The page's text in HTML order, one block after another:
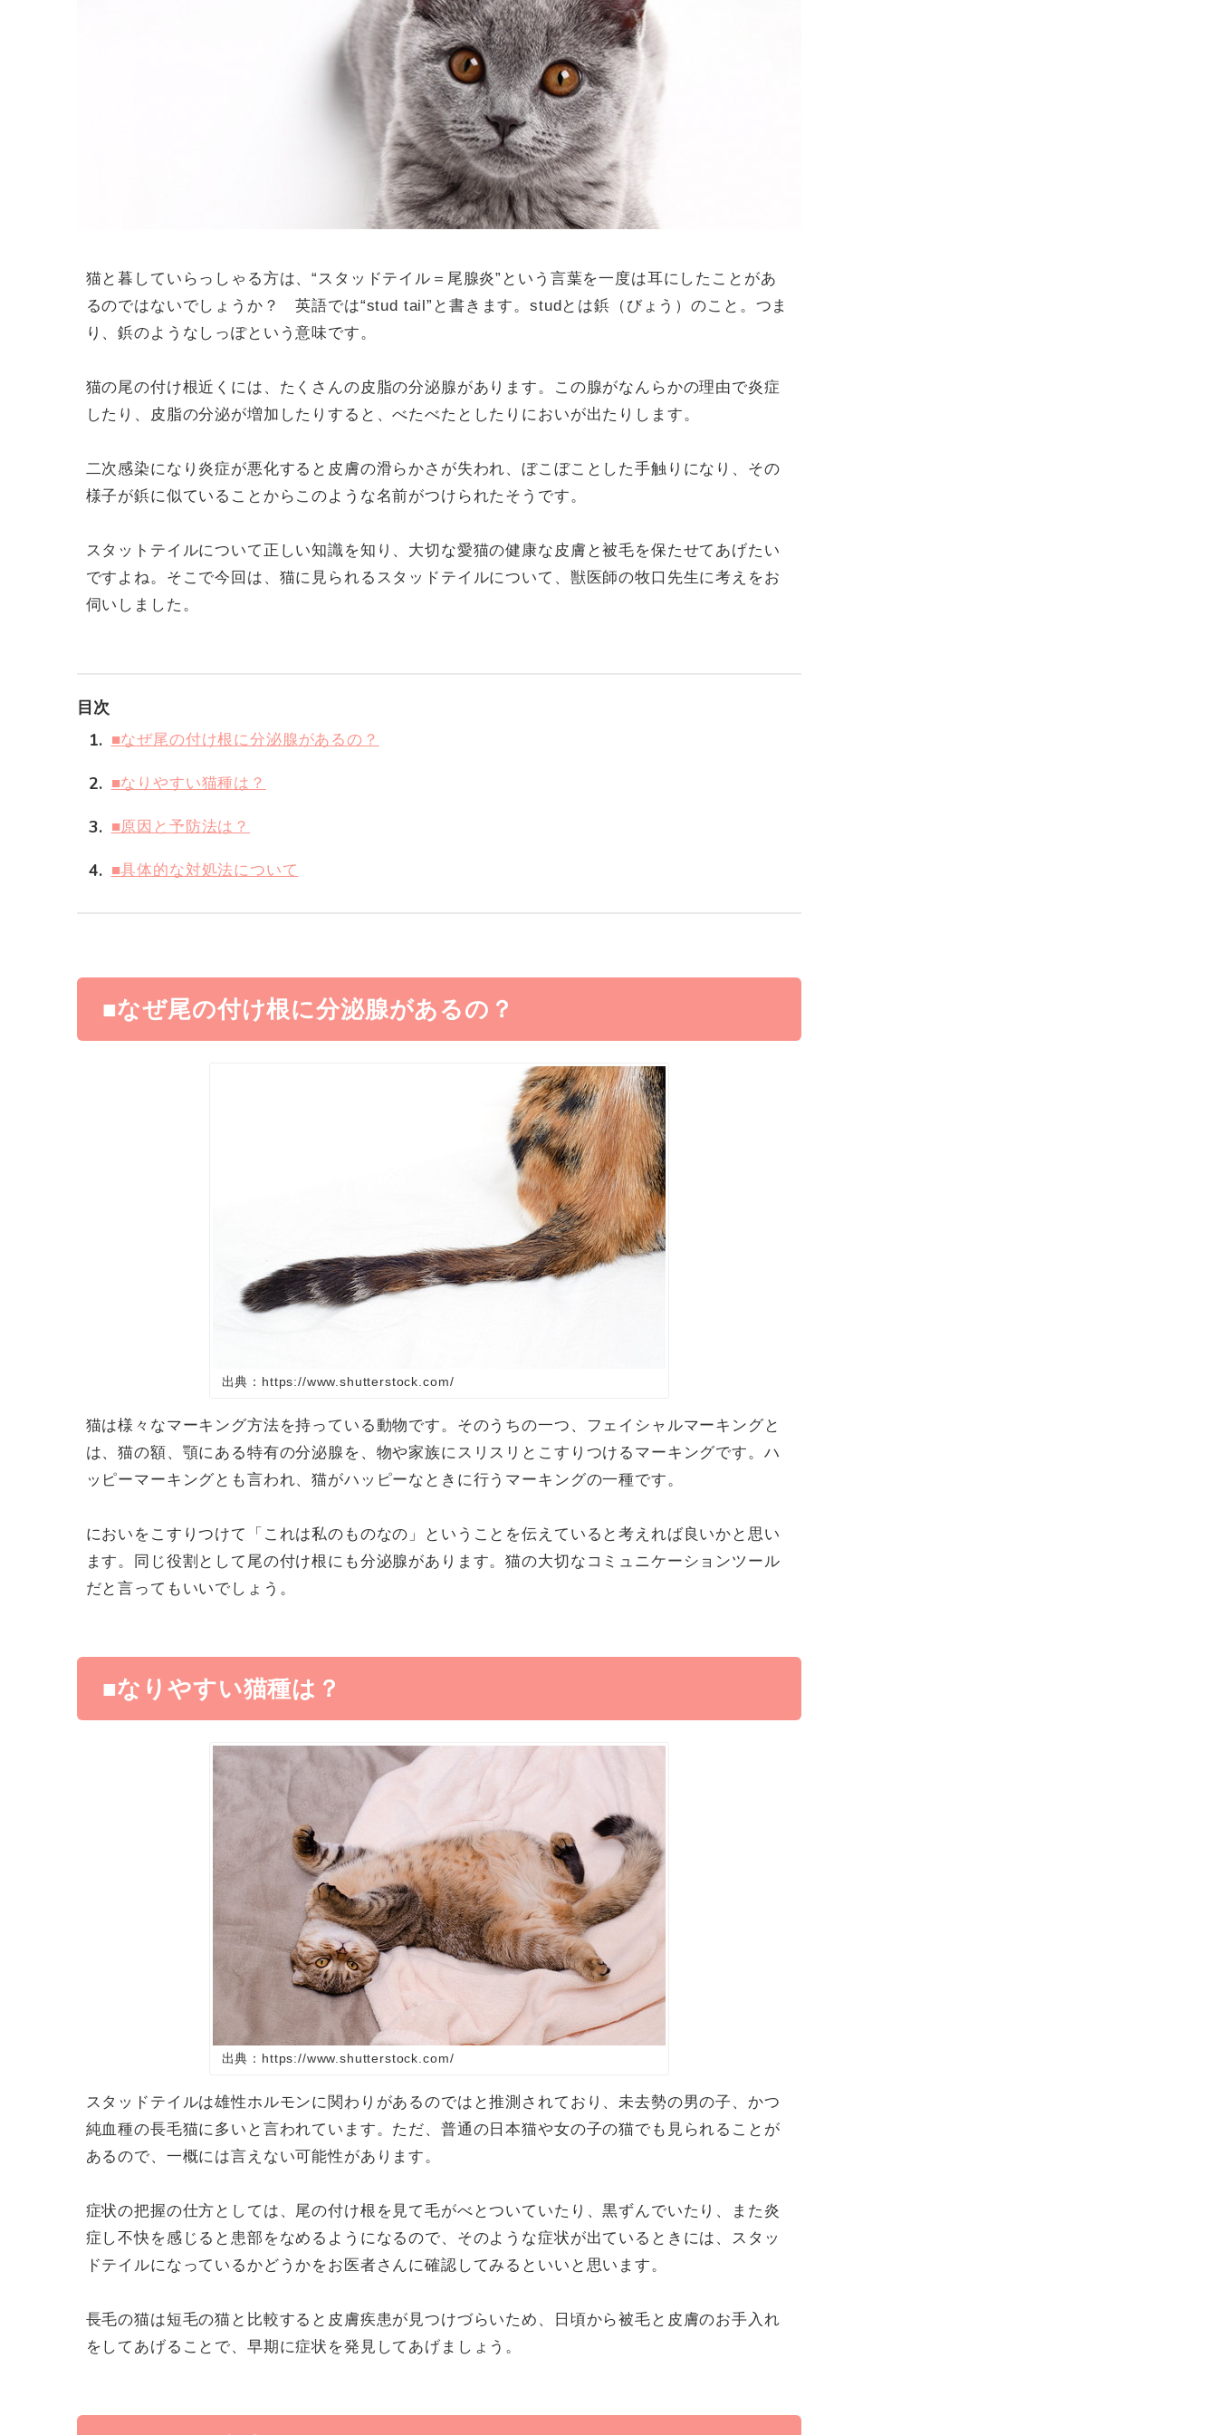
猫と暮していらっしゃる方は、“スタッドテイル＝尾腺炎”という言葉を一度は耳にしたことがあ
るのではないでしょうか？ 英語では“stud tail”と書きます。studとは鋲（びょう）のこと。つま
り、鋲のようなしっぽという意味です。
猫の尾の付け根近くには、たくさんの皮脂の分泌腺があります。この腺がなんらかの理由で炎症
したり、皮脂の分泌が増加したりすると、べたべたとしたりにおいが出たりします。
二次感染になり炎症が悪化すると皮膚の滑らかさが失われ、ぼこぼことした手触りになり、その
様子が鋲に似ていることからこのような名前がつけられたそうです。
スタットテイルについて正しい知識を知り、大切な愛猫の健康な皮膚と被毛を保たせてあげたい
ですよね。そこで今回は、猫に見られるスタッドテイルについて、獣医師の牧口先生に考えをお
伺いしました。
目次
1 ■なぜ尾の付け根に分泌腺があるの？
2 ■なりやすい猫種は？
3 ■原因と予防法は？
4 ■具体的な対処法について
■なぜ尾の付け根に分泌腺があるの？
出典：https://www.shutterstock.com/
猫は様々なマーキング方法を持っている動物です。そのうちの一つ、フェイシャルマーキングと
は、猫の額、顎にある特有の分泌腺を、物や家族にスリスリとこすりつけるマーキングです。ハ
ッピーマーキングとも言われ、猫がハッピーなときに行うマーキングの一種です。
においをこすりつけて「これは私のものなの」ということを伝えていると考えれば良いかと思い
ます。同じ役割として尾の付け根にも分泌腺があります。猫の大切なコミュニケーションツール
だと言ってもいいでしょう。
■なりやすい猫種は？
出典：https://www.shutterstock.com/
スタッドテイルは雄性ホルモンに関わりがあるのではと推測されており、未去勢の男の子、かつ
純血種の長毛猫に多いと言われています。ただ、普通の日本猫や女の子の猫でも見られることが
あるので、一概には言えない可能性があります。
症状の把握の仕方としては、尾の付け根を見て毛がべとついていたり、黒ずんでいたり、また炎
症し不快を感じると患部をなめるようになるので、そのような症状が出ているときには、スタッ
ドテイルになっているかどうかをお医者さんに確認してみるといいと思います。
長毛の猫は短毛の猫と比較すると皮膚疾患が見つけづらいため、日頃から被毛と皮膚のお手入れ
をしてあげることで、早期に症状を発見してあげましょう。